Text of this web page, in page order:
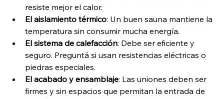
resiste mejor el calor.
El aislamiento térmico: Un buen sauna mantiene la
temperatura sin consumir mucha energía.
El sistema de calefacción: Debe ser eficiente y
seguro. Preguntá si usan resistencias eléctricas o
piedras especiales.
El acabado y ensamblaje: Las uniones deben ser
firmes y sin espacios que permitan la entrada de